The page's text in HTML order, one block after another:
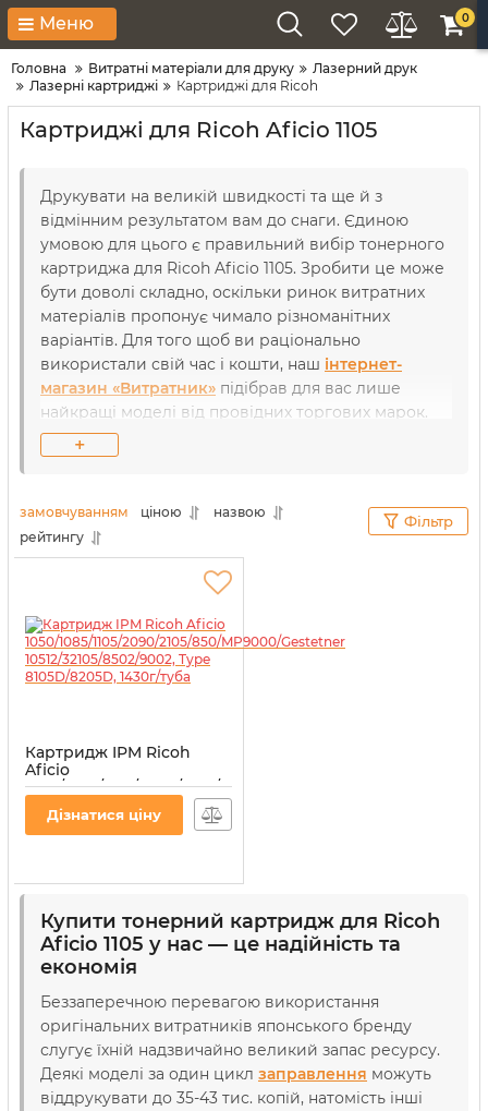
Меню 0
Головна Витратні матеріали для друку
Лазерний друк
Лазерні картриджі
Картриджі для Ricoh
Картриджі для Ricoh Aficio 1105
Друкувати на великій швидкості та ще й з
відмінним результатом вам до снаги. Єдиною
умовою для цього є правильний вибір тонерного
картриджа для Ricoh Aficio 1105. Зробити це може
бути доволі складно, оскільки ринок витратних
матеріалів пропонує чимало різноманітних
варіантів. Для того щоб ви раціонально
використали свій час і кошти, наш інтернет-
магазин «Витратник» підібрав для вас лише
найкращі моделі від провідних торгових марок.
Кожний пристрій досконально перевірений на
герметичність та сумісність нашими сервіс-
технікою тільки із задоволенням.
+
замовчуванням ціною
назвою
рейтингу
Фільтр
Картридж IPM Ricoh
Aficio
1050/1085/1105/2090/2105/850/MP9000/Gestetner
10512/32105/8502/9002,
Type 8105D/8205D, 1430г/
туба
Дізнатися ціну
Купити тонерний картридж для Ricoh
Aficio 1105 у нас — це надійність та
економія
Беззаперечною перевагою використання
оригінальних витратників японського бренду
слугує їхній надзвичайно великий запас ресурсу.
Деякі моделі за один цикл заправлення можуть
віддрукувати до 35-43 тис. копій, натомість інші